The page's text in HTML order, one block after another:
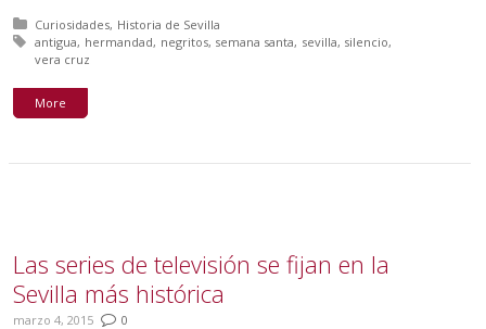
Posted in:
Curiosidades Historia de Sevilla
Tagged with:
antigua hermandad negritos semana santa sevilla silencio
vera cruz
More
Las series de televisión se fijan en la
Sevilla más histórica
marzo 4, 2015 0